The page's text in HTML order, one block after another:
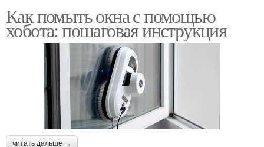
Как помыть окна с помощью
хобота: пошаговая инструкция
читать дальше →